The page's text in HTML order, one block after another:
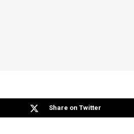
Share on Twitter